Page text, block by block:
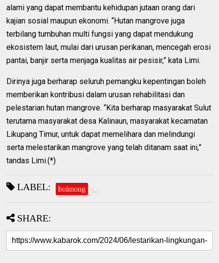
alami yang dapat membantu kehidupan jutaan orang dari
kajian sosial maupun ekonomi. “Hutan mangrove juga
terbilang tumbuhan multi fungsi yang dapat mendukung
ekosistem laut, mulai dari urusan perikanan, mencegah erosi
pantai, banjir serta menjaga kualitas air pesisir,” kata Limi.
Dirinya juga berharap seluruh pemangku kepentingan boleh
memberikan kontribusi dalam urusan rehabilitasi dan
pelestarian hutan mangrove. “Kita berharap masyarakat Sulut
terutama masyarakat desa Kalinaun, masyarakat kecamatan
Likupang Timur, untuk dapat memelihara dan melindungi
serta melestarikan mangrove yang telah ditanam saat ini,”
tandas Limi.(*)
LABEL: bolmong
SHARE: